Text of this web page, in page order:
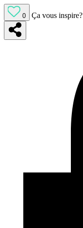
0 Ça vous inspire?